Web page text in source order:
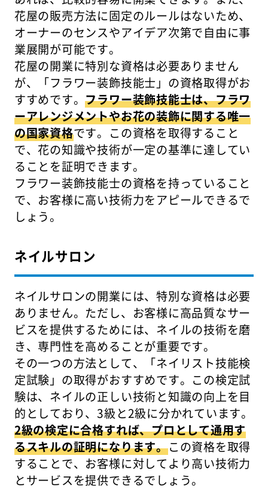
花屋の販売方法に固定のルールはないため、
オーナーのセンスやアイデア次第で自由に事
業展開が可能です。
花屋の開業に特別な資格は必要ありません
が、「フラワー装飾技能士」の資格取得がお
すすめです。フラワー装飾技能士は、フラワ
ーアレンジメントやお花の装飾に関する唯一
の国家資格です。この資格を取得すること
で、花の知識や技術が一定の基準に達してい
ることを証明できます。
フラワー装飾技能士の資格を持っていること
で、お客様に高い技術力をアピールできるで
しょう。
ネイルサロン
ネイルサロンの開業には、特別な資格は必要
ありません。ただし、お客様に高品質なサー
ビスを提供するためには、ネイルの技術を磨
き、専門性を高めることが重要です。
その一つの方法として、「ネイリスト技能検
定試験」の取得がおすすめです。この検定試
験は、ネイルの正しい技術と知識の向上を目
的としており、3級と2級に分かれています。
2級の検定に合格すれば、プロとして通用す
るスキルの証明になります。この資格を取得
することで、お客様に対してより高い技術力
とサービスを提供できるでしょう。